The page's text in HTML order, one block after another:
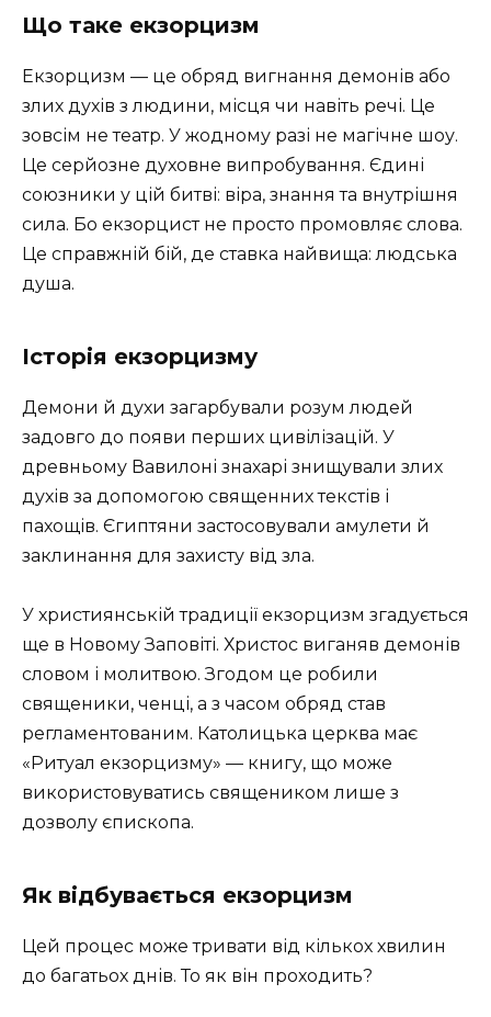
Що таке екзорцизм
Екзорцизм — це обряд вигнання демонів або
злих духів з людини, місця чи навіть речі. Це
зовсім не театр. У жодному разі не магічне шоу.
Це серйозне духовне випробування. Єдині
союзники у цій битві: віра, знання та внутрішня
сила. Бо екзорцист не просто промовляє слова.
Це справжній бій, де ставка найвища: людська
душа.
Історія екзорцизму
Демони й духи загарбували розум людей
задовго до появи перших цивілізацій. У
древньому Вавилоні знахарі знищували злих
духів за допомогою священних текстів і
пахощів. Єгиптяни застосовували амулети й
заклинання для захисту від зла.
У християнській традиції екзорцизм згадується
ще в Новому Заповіті. Христос виганяв демонів
словом і молитвою. Згодом це робили
священики, ченці, а з часом обряд став
регламентованим. Католицька церква має
«Ритуал екзорцизму» — книгу, що може
використовуватись священиком лише з
дозволу єпископа.
Як відбувається екзорцизм
Цей процес може тривати від кількох хвилин
до багатьох днів. То як він проходить?